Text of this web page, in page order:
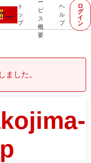
ト
ッ
プ
ー
ビ
ス
概
要
ヘ
ル
プ
ロ
グ
イ
ン
ました。